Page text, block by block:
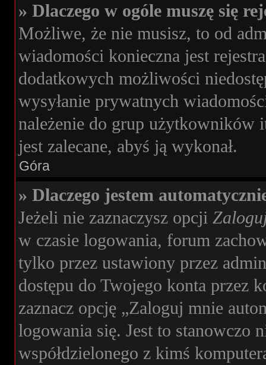
» Dlaczego w ogóle muszę się
Możliwe, że nie musisz, to od
wiadomości konieczna jest
dodatkowych możliwości
wysyłanie prywatnych
należenie do grup użytkowników
jest zalecane, abyś ją wykonał.
Góra
» Dlaczego jestem
Jeżeli nie zaznaczysz opcji
w czasie logowania, forum
tylko przez ustawiony przez
dostępu do Twojego konta przez
zaznacz opcję „Zaloguj mnie
logowania się. Jest to stanowczo
współdzielonego z kimś